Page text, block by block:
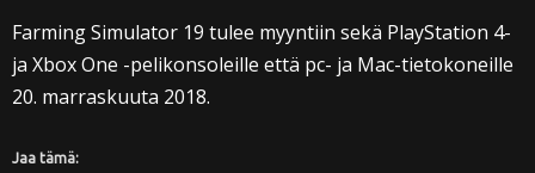
Farming Simulator 19 tulee myyntiin sekä PlayStation 4-
ja Xbox One -pelikonsoleille että pc- ja Mac-tietokoneille
20. marraskuuta 2018.
Jaa tämä: